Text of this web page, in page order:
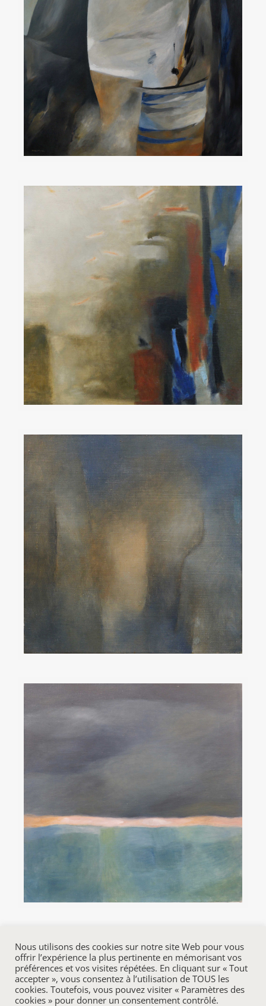
© 2020- 2026 Cécile Martial | Tous droits réservés, reproduction
Nous utilisons des cookies sur notre site Web pour vous
offrir l’expérience la plus pertinente en mémorisant vos
préférences et vos visites répétées. En cliquant sur « Tout
accepter », vous consentez à l’utilisation de TOUS les
cookies. Toutefois, vous pouvez visiter « Paramètres des
cookies » pour donner un consentement contrôlé.